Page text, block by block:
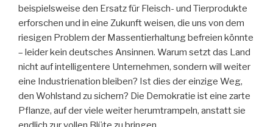
beispielsweise den Ersatz für Fleisch- und Tierprodukte
erforschen und in eine Zukunft weisen, die uns von dem
riesigen Problem der Massentierhaltung befreien könnte
– leider kein deutsches Ansinnen. Warum setzt das Land
nicht auf intelligentere Unternehmen, sondern will weiter
eine Industrienation bleiben? Ist dies der einzige Weg,
den Wohlstand zu sichern? Die Demokratie ist eine zarte
Pflanze, auf der viele weiter herumtrampeln, anstatt sie